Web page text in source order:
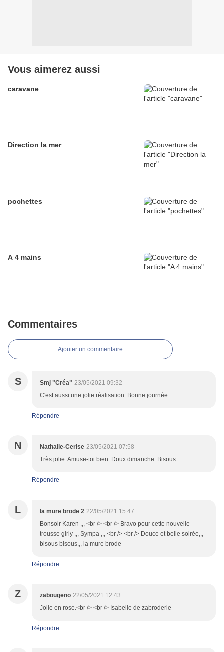
Vous aimerez aussi
caravane
Direction la mer
pochettes
A 4 mains
Commentaires
Ajouter un commentaire
S Smj "Créa" 23/05/2021 09:32
C'est aussi une jolie réalisation. Bonne journée.
Répondre
N Nathalie-Cerise 23/05/2021 07:58
Très jolie. Amuse-toi bien. Doux dimanche. Bisous
Répondre
L la mure brode 2 22/05/2021 15:47
Bonsoir Karen ,,, <br /> <br /> Bravo pour cette nouvelle
trousse girly ,,, Sympa ,,, <br /> <br /> Douce et belle soirée,,,
bisous bisous,,, la mure brode
Répondre
Z zabougeno 22/05/2021 12:43
Jolie en rose.<br /> <br /> Isabelle de zabroderie
Répondre